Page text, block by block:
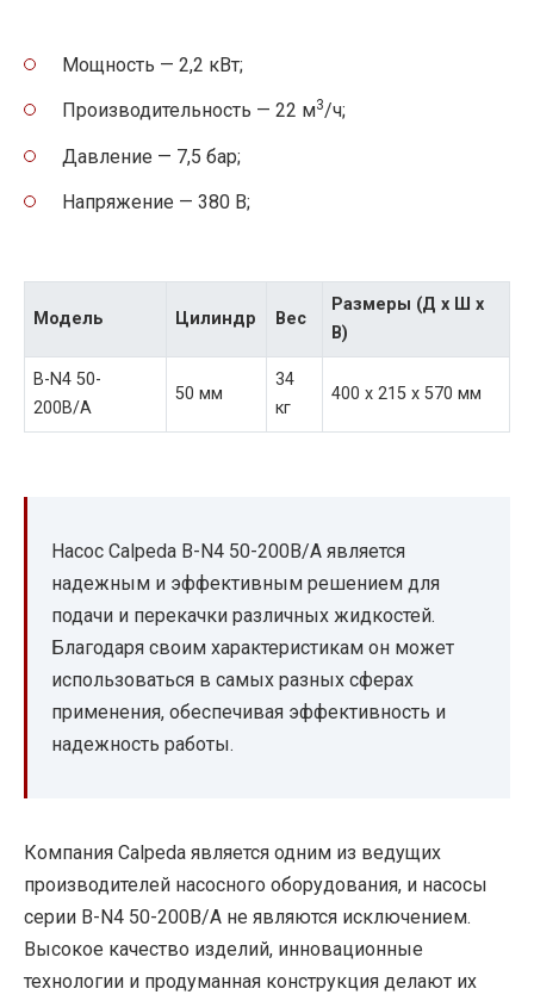
Мощность — 2,2 кВт;
Производительность — 22 м3/ч;
Давление — 7,5 бар;
Напряжение — 380 В;
Модель Цилиндр Вес
Размеры (Д х Ш х
В)
B-N4 50-
200B/A
50 мм
34
кг
400 x 215 x 570 мм
Насос Calpeda B-N4 50-200B/A является
надежным и эффективным решением для
подачи и перекачки различных жидкостей.
Благодаря своим характеристикам он может
использоваться в самых разных сферах
применения, обеспечивая эффективность и
надежность работы.
Компания Calpeda является одним из ведущих
производителей насосного оборудования, и насосы
серии B-N4 50-200B/A не являются исключением.
Высокое качество изделий, инновационные
технологии и продуманная конструкция делают их